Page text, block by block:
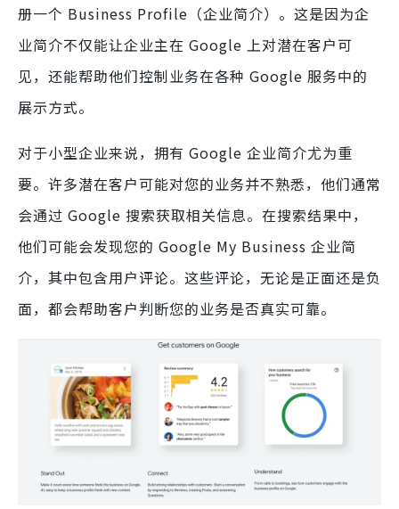
册一个 Business Profile（企业简介）。这是因为企
业简介不仅能让企业主在 Google 上对潜在客户可
见，还能帮助他们控制业务在各种 Google 服务中的
展示方式。
对于小型企业来说，拥有 Google 企业简介尤为重
要。许多潜在客户可能对您的业务并不熟悉，他们通常
会通过 Google 搜索获取相关信息。在搜索结果中，
他们可能会发现您的 Google My Business 企业简
介，其中包含用户评论。这些评论，无论是正面还是负
面，都会帮助客户判断您的业务是否真实可靠。